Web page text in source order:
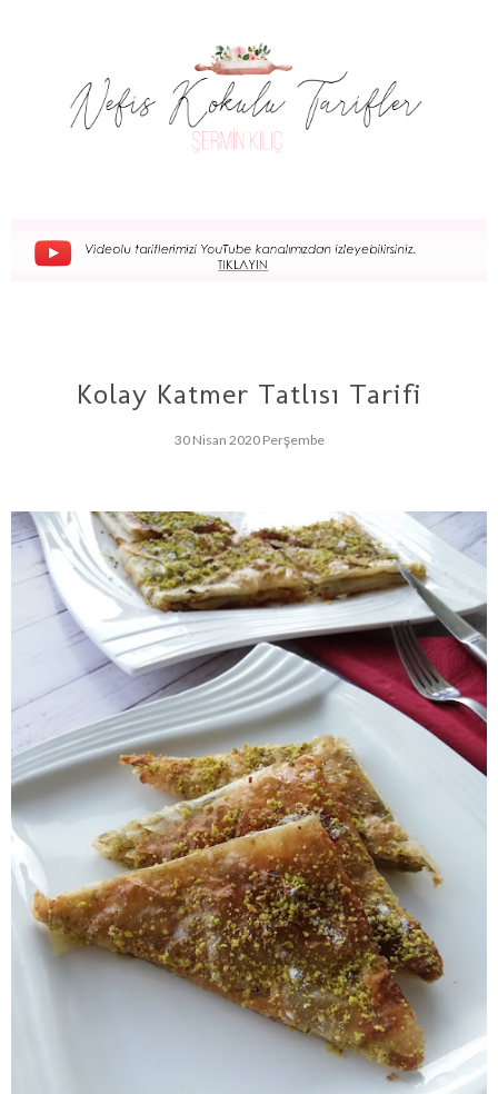
Kolay Katmer Tatlısı Tarifi
30 Nisan 2020 Perşembe